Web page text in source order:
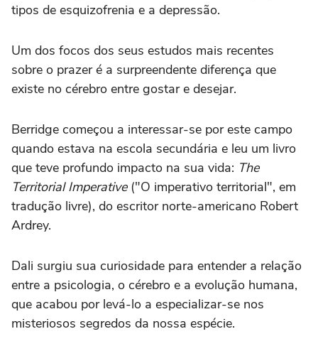
tipos de esquizofrenia e a depressão.
Um dos focos dos seus estudos mais recentes
sobre o prazer é a surpreendente diferença que
existe no cérebro entre gostar e desejar.
Berridge começou a interessar-se por este campo
quando estava na escola secundária e leu um livro
que teve profundo impacto na sua vida: The
Territorial Imperative ("O imperativo territorial", em
tradução livre), do escritor norte-americano Robert
Ardrey.
Dali surgiu sua curiosidade para entender a relação
entre a psicologia, o cérebro e a evolução humana,
que acabou por levá-lo a especializar-se nos
misteriosos segredos da nossa espécie.